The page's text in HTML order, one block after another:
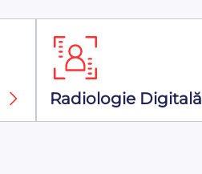
Radiologie Digitală